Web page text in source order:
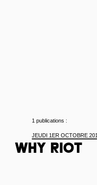
1 publications :
JEUDI 1ER OCTOBRE
Why riot